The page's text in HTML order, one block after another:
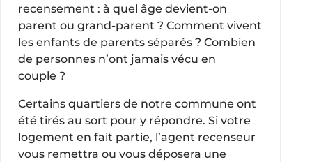
recensement : à quel âge devient-on
parent ou grand-parent ? Comment vivent
les enfants de parents séparés ? Combien
de personnes n’ont jamais vécu en
couple ?
Certains quartiers de notre commune ont
été tirés au sort pour y répondre. Si votre
logement en fait partie, l’agent recenseur
vous remettra ou vous déposera une